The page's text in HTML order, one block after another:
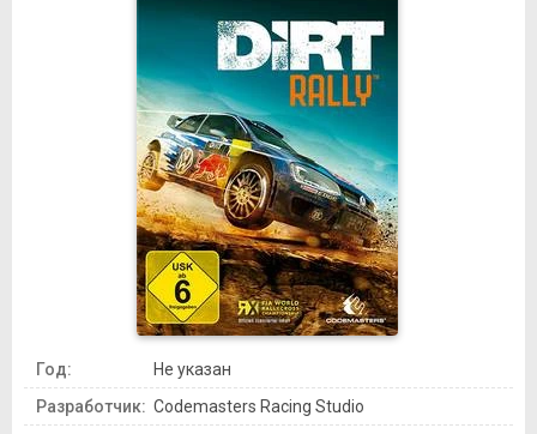
Год:
Не указан
Разработчик: Codemasters Racing Studio